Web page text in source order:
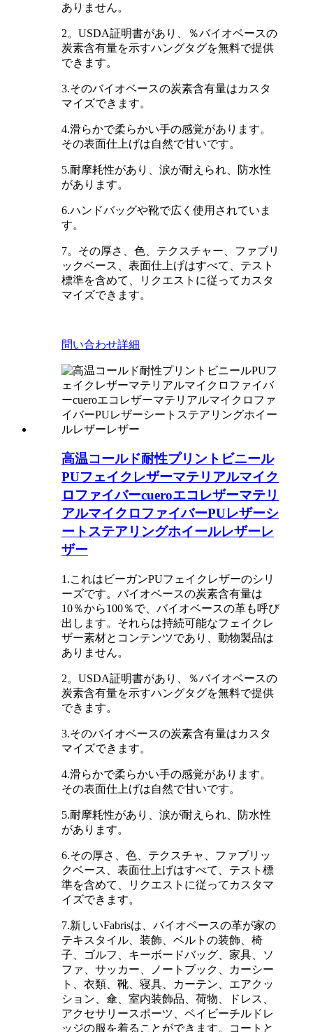
ありません。
2。USDA証明書があり、％バイオベースの
炭素含有量を示すハングタグを無料で提供
できます。
3.そのバイオベースの炭素含有量はカスタ
マイズできます。
4.滑らかで柔らかい手の感覚があります。
その表面仕上げは自然で甘いです。
5.耐摩耗性があり、涙が耐えられ、防水性
があります。
6.ハンドバッグや靴で広く使用されていま
す。
7。その厚さ、色、テクスチャー、ファブリ
ックベース、表面仕上げはすべて、テスト
標準を含めて、リクエストに従ってカスタ
マイズできます。
問い合わせ詳細
高温コールド耐性プリントビニール
PUフェイクレザーマテリアルマイク
ロファイバーcueroエコレザーマテリ
アルマイクロファイバーPUレザーシ
ートステアリングホイールレザーレ
ザー
1.これはビーガンPUフェイクレザーのシリ
ーズです。バイオベースの炭素含有量は
10％から100％で、バイオベースの革も呼び
出します。それらは持続可能なフェイクレ
ザー素材とコンテンツであり、動物製品は
ありません。
2。USDA証明書があり、％バイオベースの
炭素含有量を示すハングタグを無料で提供
できます。
3.そのバイオベースの炭素含有量はカスタ
マイズできます。
4.滑らかで柔らかい手の感覚があります。
その表面仕上げは自然で甘いです。
5.耐摩耗性があり、涙が耐えられ、防水性
があります。
6.その厚さ、色、テクスチャ、ファブリッ
クベース、表面仕上げはすべて、テスト標
準を含めて、リクエストに従ってカスタマ
イズできます。
7.新しいFabrisは、バイオベースの革が家の
テキスタイル、装飾、ベルトの装飾、椅
子、ゴルフ、キーボードバッグ、家具、ソ
ファ、サッカー、ノートブック、カーシー
ト、衣類、靴、寝具、カーテン、エアクッ
ション、傘、室内装飾品、荷物、ドレス、
アクセサリースポーツ、ベイビーチルドレ
ッジの服を着ることができます。コートと